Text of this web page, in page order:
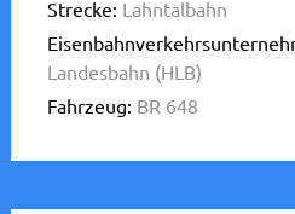
Strecke: Lahntalbahn
Landesbahn (HLB)
Fahrzeug: BR 648